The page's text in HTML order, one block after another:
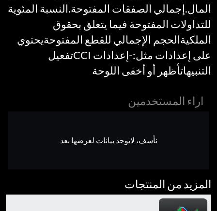
المال.إجمالي الصفقات المفتوحة.النسبة المئوية
للتداولات المفتوحة فيما يتعلق بحقوق
الملكيةالحجم الإجمالي للقطع المفتوحةيحتوي
على إعدادات مثل:-إعدادات CCIتفعيل
التنبيهاتأظهر أو أخفى اللوحة
اراء المستخدمين
نأسف، لايوجد بيانات لعرضها بعد
المزيد من المنتجات